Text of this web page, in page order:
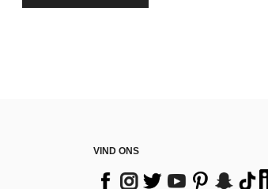
VIND ONS